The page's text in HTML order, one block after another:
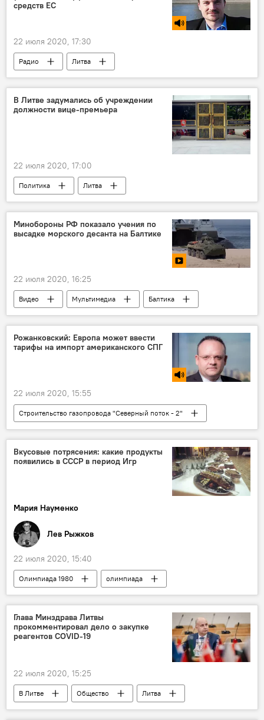
средств ЕС
22 июля 2020, 17:30
Радио Литва
В Литве задумались об учреждении
должности вице-премьера
22 июля 2020, 17:00
Политика
Литва
Правительство Литвы
Рамунас Карбаускис
"Союз крестьян и зеленых Литвы" (СКЗЛ)
Минобороны РФ показало учения по
высадке морского десанта на Балтике
22 июля 2020, 16:25
Видео Мультимедиа
Балтика
Минобороны РФ
Рожанковский: Европа может ввести
тарифы на импорт американского СПГ
22 июля 2020, 15:55
Строительство газопровода "Северный поток - 2"
Радио
Энергетика. LIVE
Европа
США
СПГ
контрсанкции
санкции
Вкусовые потрясения: какие продукты
появились в СССР в период Игр
Мария Науменко
Лев Рыжков
22 июля 2020, 15:40
Олимпиада 1980
олимпиада
Олимпийские игры
Глава Минздрава Литвы
прокомментировал дело о закупке
реагентов COVID-19
22 июля 2020, 15:25
В Литве Общество
Литва
коронавирус
Аурелиюс Верига